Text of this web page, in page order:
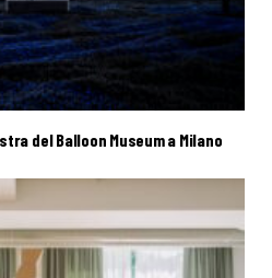
del Balloon Museum a Milano